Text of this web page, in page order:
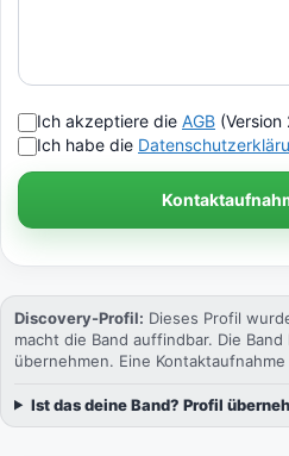
Ich akzeptiere die AGB
Ich habe die
Discovery-Profil: Dieses Profil
macht die Band auffindbar. Die
übernehmen. Eine
Ist das deine Band? Profil